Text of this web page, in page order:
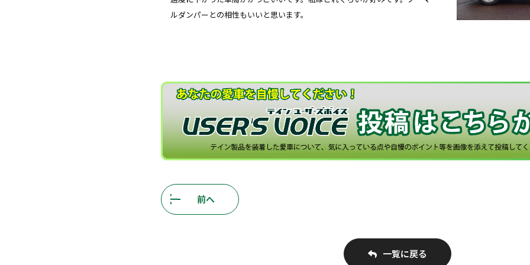
ルダンパーとの相性もいいと思います。
前へ
一覧に戻る